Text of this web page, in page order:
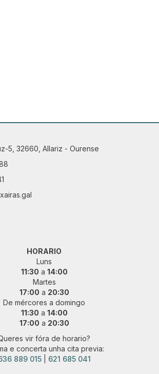
5, 32660, Allariz - Ourense
HORARIO
Luns
11:30 a 14:00
Martes
17:00 a 20:30
De mércores a domingo
11:30 a 14:00
17:00 a 20:30
vir fóra de horario?
e concerta unha cita previa:
889 015| 621 685 041